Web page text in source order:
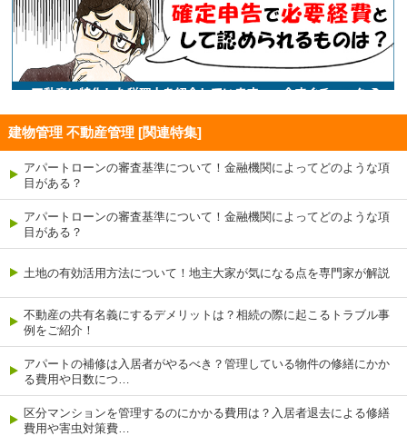
建物管理 不動産管理 [関連特集]
アパートローンの審査基準について！金融機関によってどのような項
目がある？
アパートローンの審査基準について！金融機関によってどのような項
目がある？
土地の有効活用方法について！地主大家が気になる点を専門家が解説
不動産の共有名義にするデメリットは？相続の際に起こるトラブル事
例をご紹介！
アパートの補修は入居者がやるべき？管理している物件の修繕にかか
る費用や日数につ…
区分マンションを管理するのにかかる費用は？入居者退去による修繕
費用や害虫対策費…